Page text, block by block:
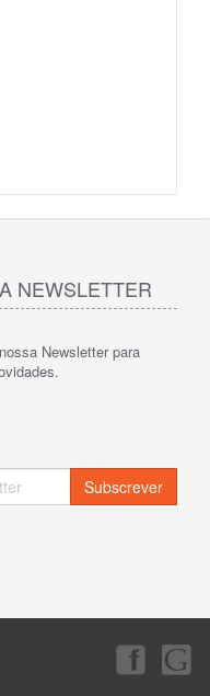
NEWSLETTER
Newsletter para
Subscrever